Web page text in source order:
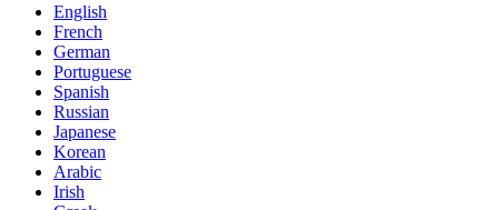
English
French
German
Portuguese
Spanish
Russian
Japanese
Korean
Arabic
Irish